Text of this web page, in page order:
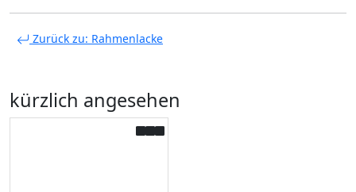
Zurück zu: Rahmenlacke
kürzlich angesehen